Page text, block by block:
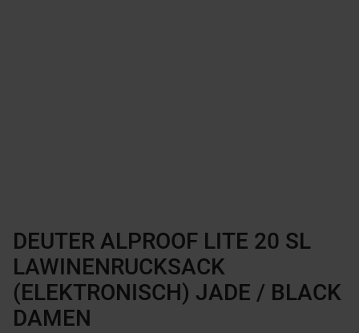
DEUTER ALPROOF LITE 20 SL
LAWINENRUCKSACK
(ELEKTRONISCH) JADE / BLACK
DAMEN